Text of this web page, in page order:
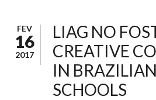
FEV
16
2017
LIAG NO
CREATIVE
IN
SCHOOLS